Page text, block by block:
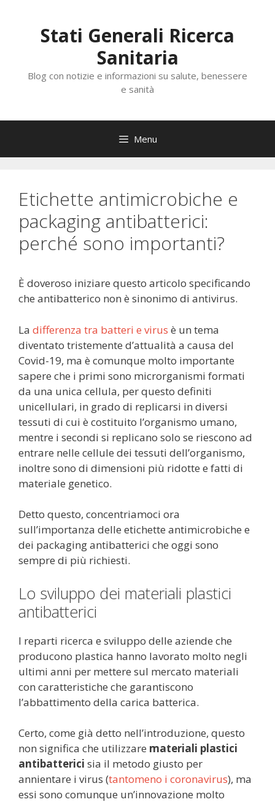
contenutoStati Generali Ricerca
Sanitaria
Blog con notizie e informazioni su salute, benessere
e sanità
Menu
Etichette antimicrobiche e
packaging antibatterici:
perché sono importanti?
È doveroso iniziare questo articolo specificando
che antibatterico non è sinonimo di antivirus.
La differenza tra batteri e virus è un tema
diventato tristemente d’attualità a causa del
Covid-19, ma è comunque molto importante
sapere che i primi sono microrganismi formati
da una unica cellula, per questo definiti
unicellulari, in grado di replicarsi in diversi
tessuti di cui è costituito l’organismo umano,
mentre i secondi si replicano solo se riescono ad
entrare nelle cellule dei tessuti dell’organismo,
inoltre sono di dimensioni più ridotte e fatti di
materiale genetico.
Detto questo, concentriamoci ora
sull’importanza delle etichette antimicrobiche e
dei packaging antibatterici che oggi sono
sempre di più richiesti.
Lo sviluppo dei materiali plastici
antibatterici
I reparti ricerca e sviluppo delle aziende che
producono plastica hanno lavorato molto negli
ultimi anni per mettere sul mercato materiali
con caratteristiche che garantiscono
l’abbattimento della carica batterica.
Certo, come già detto nell’introduzione, questo
non significa che utilizzare materiali plastici
antibatterici sia il metodo giusto per
annientare i virus (tantomeno i coronavirus), ma
essi sono comunque un’innovazione molto